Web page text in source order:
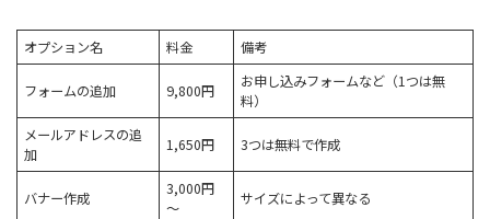
オプション名 料金 備考
フォームの追加 9,800円
お申し込みフォームなど（1つは無
料）
メールアドレスの追
加
1,650円 3つは無料で作成
バナー作成
3,000円
～
サイズによって異なる